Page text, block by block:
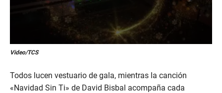
0
s
c
o
n
Video/TCS
Todos lucen vestuario de gala, mientras la canción
«Navidad Sin Ti» de David Bisbal acompaña cada